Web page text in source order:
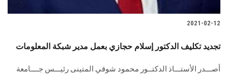
2021-02-12
تجديد تكليف الدكتور إسلام حجازي بعمل مدير شبكة المعلومات
أصـــدر الأستـــاذ الدكتــور محمود شوقي المتينى رئيـــس جــــامعة